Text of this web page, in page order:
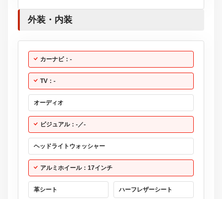
外装・内装
カーナビ：-
TV：-
オーディオ
ビジュアル：-／-
ヘッドライトウォッシャー
アルミホイール：17インチ
革シート ハーフレザーシート